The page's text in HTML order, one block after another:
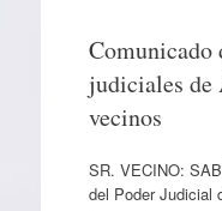
Comunicado
judiciales de
vecinos
SR. VECINO:
del Poder Judicial